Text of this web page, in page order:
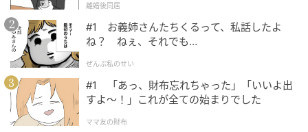
離婚後同居
#1 お義姉さんたちくるって、私話したよ
ね？ ねぇ、それでも…
ぜんぶ私のせい
#1 「あっ、財布忘れちゃった」「いいよ出
すよ〜！」これが全ての始まりでした
ママ友の財布